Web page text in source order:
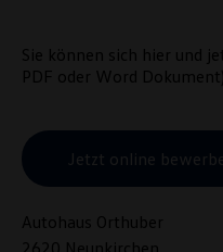
Sie können sich hier und
PDF oder Word
Jetzt online
Autohaus Orthuber
2620 Neunkirchen